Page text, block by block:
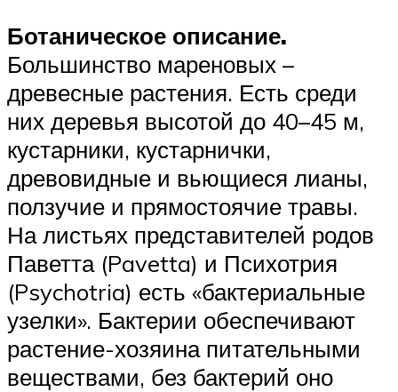
Ботаническое описание.
Большинство мареновых –
древесные растения. Есть среди
них деревья высотой до 40–45 м,
кустарники, кустарнички,
древовидные и вьющиеся лианы,
ползучие и прямостоячие травы.
На листьях представителей родов
Паветта (Pavetta) и Психотрия
(Psychotria) есть «бактериальные
узелки». Бактерии обеспечивают
растение-хозяина питательными
веществами, без бактерий оно